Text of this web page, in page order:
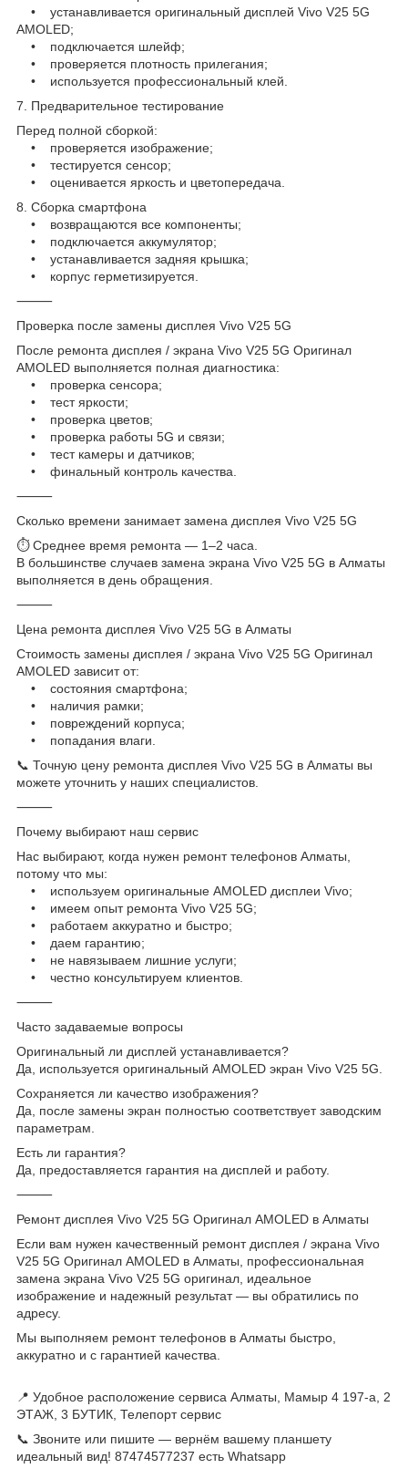
• устанавливается оригинальный дисплей Vivo V25 5G
AMOLED;
• подключается шлейф;
• проверяется плотность прилегания;
• используется профессиональный клей.
7. Предварительное тестирование
Перед полной сборкой:
• проверяется изображение;
• тестируется сенсор;
• оценивается яркость и цветопередача.
8. Сборка смартфона
• возвращаются все компоненты;
• подключается аккумулятор;
• устанавливается задняя крышка;
• корпус герметизируется.
⸻
Проверка после замены дисплея Vivo V25 5G
После ремонта дисплея / экрана Vivo V25 5G Оригинал
AMOLED выполняется полная диагностика:
• проверка сенсора;
• тест яркости;
• проверка цветов;
• проверка работы 5G и связи;
• тест камеры и датчиков;
• финальный контроль качества.
⸻
Сколько времени занимает замена дисплея Vivo V25 5G
⏱ Среднее время ремонта — 1–2 часа.
В большинстве случаев замена экрана Vivo V25 5G в Алматы
выполняется в день обращения.
⸻
Цена ремонта дисплея Vivo V25 5G в Алматы
Стоимость замены дисплея / экрана Vivo V25 5G Оригинал
AMOLED зависит от:
• состояния смартфона;
• наличия рамки;
• повреждений корпуса;
• попадания влаги.
📞 Точную цену ремонта дисплея Vivo V25 5G в Алматы вы
можете уточнить у наших специалистов.
⸻
Почему выбирают наш сервис
Нас выбирают, когда нужен ремонт телефонов Алматы,
потому что мы:
• используем оригинальные AMOLED дисплеи Vivo;
• имеем опыт ремонта Vivo V25 5G;
• работаем аккуратно и быстро;
• даем гарантию;
• не навязываем лишние услуги;
• честно консультируем клиентов.
⸻
Часто задаваемые вопросы
Оригинальный ли дисплей устанавливается?
Да, используется оригинальный AMOLED экран Vivo V25 5G.
Сохраняется ли качество изображения?
Да, после замены экран полностью соответствует заводским
параметрам.
Есть ли гарантия?
Да, предоставляется гарантия на дисплей и работу.
⸻
Ремонт дисплея Vivo V25 5G Оригинал AMOLED в Алматы
Если вам нужен качественный ремонт дисплея / экрана Vivo
V25 5G Оригинал AMOLED в Алматы, профессиональная
замена экрана Vivo V25 5G оригинал, идеальное
изображение и надежный результат — вы обратились по
адресу.
Мы выполняем ремонт телефонов в Алматы быстро,
аккуратно и с гарантией качества.
📍 Удобное расположение сервиса Алматы, Мамыр 4 197-а, 2
ЭТАЖ, 3 БУТИК, Телепорт сервис
📞 Звоните или пишите — вернём вашему планшету
идеальный вид! 87474577237 есть Whatsapp